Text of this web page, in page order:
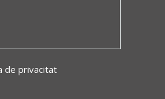
de privacitat